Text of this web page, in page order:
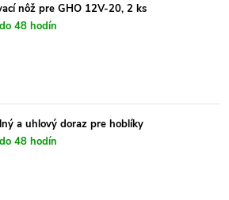
nôž pre GHO 12V-20, 2 ks
48 hodín
a uhlový doraz pre hoblíky
48 hodín